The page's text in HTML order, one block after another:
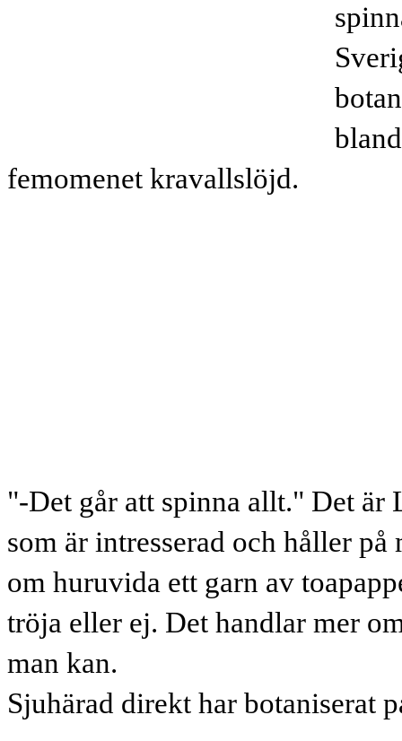
femomenet kravallslöjd.
"-Det går att spinna allt." Det
som är intresserad och håller
om huruvida ett garn av
tröja eller ej. Det handlar mer
man kan.
Sjuhärad direkt har botaniserat